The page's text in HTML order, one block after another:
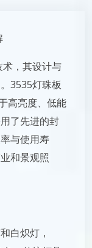
，其设计与
3535灯珠板
高亮度、低能
了先进的封
与使用寿
和景观照
白炽灯，